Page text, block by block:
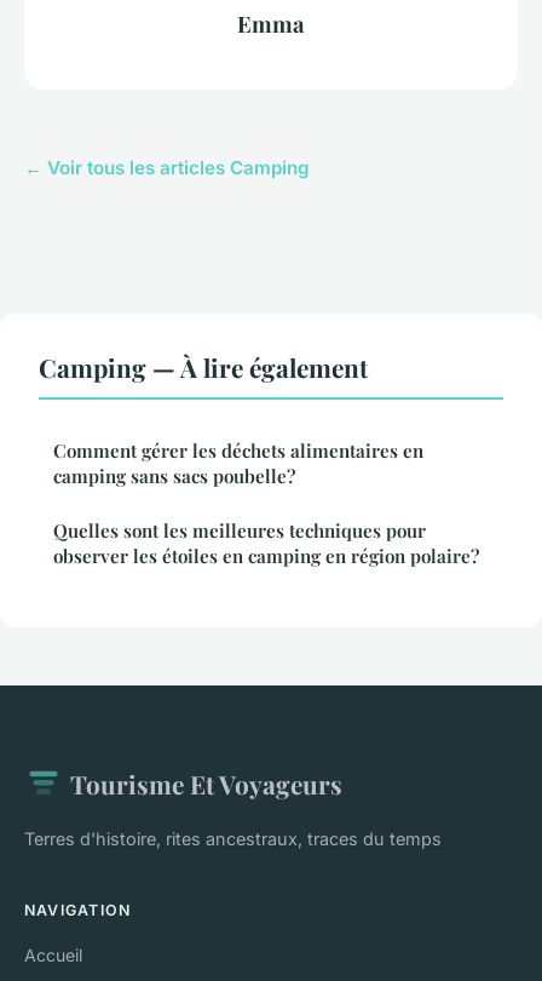
Emma
← Voir tous les articles Camping
Camping — À lire également
Comment gérer les déchets alimentaires en
camping sans sacs poubelle?
Quelles sont les meilleures techniques pour
observer les étoiles en camping en région polaire?
Tourisme Et Voyageurs
Terres d'histoire, rites ancestraux, traces du temps
NAVIGATION
Accueil